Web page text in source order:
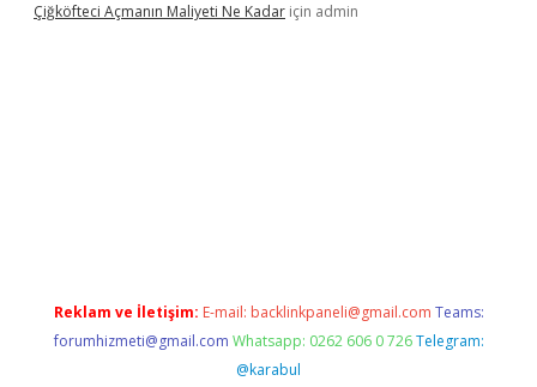
Çiğköfteci Açmanın Maliyeti Ne Kadar için admin
Reklam ve İletişim: E-mail: backlinkpaneli@gmail.com Teams:
forumhizmeti@gmail.com Whatsapp: 0262 606 0 726 Telegram:
@karabul